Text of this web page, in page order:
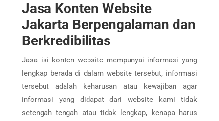
Jasa Konten Website
Jakarta Berpengalaman dan
Berkredibilitas
Jasa isi konten website mempunyai informasi yang
lengkap berada di dalam website tersebut, informasi
tersebut adalah keharusan atau kewajiban agar
informasi yang didapat dari website kami tidak
setengah tengah atau tidak lengkap, kenapa harus